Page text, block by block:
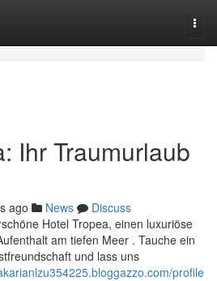
Ihr Traumurlaub
ago News
Discuss
Hotel Tropea, einen luxuriöse
am tiefen Meer . Tauche ein
und lass uns
profile